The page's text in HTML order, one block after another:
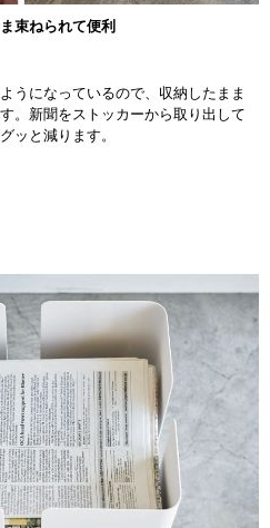
束ねられて便利
うになっているので、収納したまま
。新聞をストッカーから取り出して
ッと減ります。